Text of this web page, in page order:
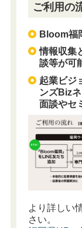
ご利用の
Bloom福
情報収集
談等が可
起業ビジ
ンズBiz
面談やセ
より詳しい
さい。